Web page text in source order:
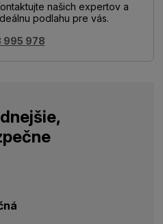
našich expertov a
podlahu pre vás.
995 978